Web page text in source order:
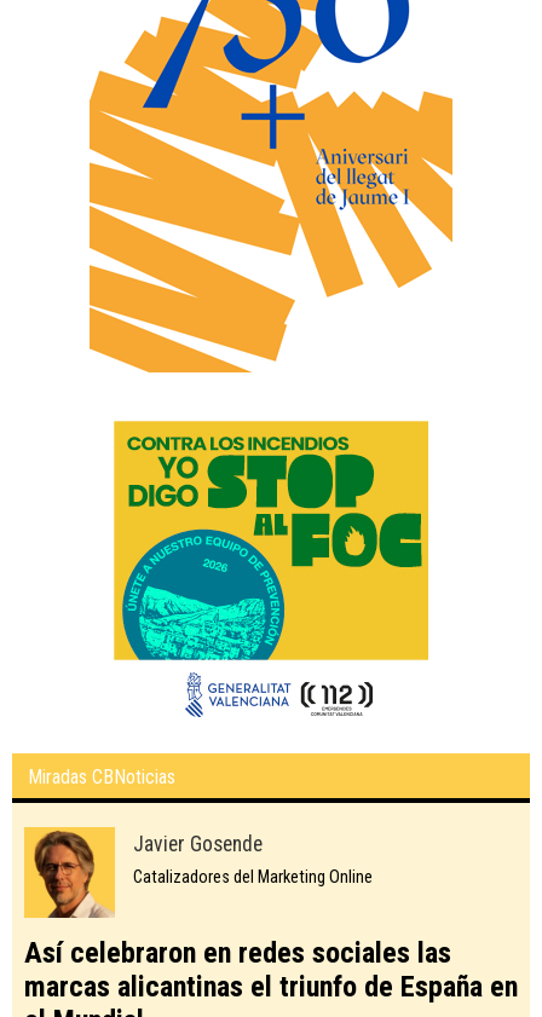
Miradas CBNoticias
Javier Gosende
Catalizadores del Marketing Online
Así celebraron en redes sociales las
marcas alicantinas el triunfo de España en